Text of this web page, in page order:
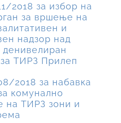
2018 за избор на
за вршење на
и
надзор над
денивелиран
за ТИРЗ Прилеп
2018 за набавка
комунално
на ТИРЗ зони и